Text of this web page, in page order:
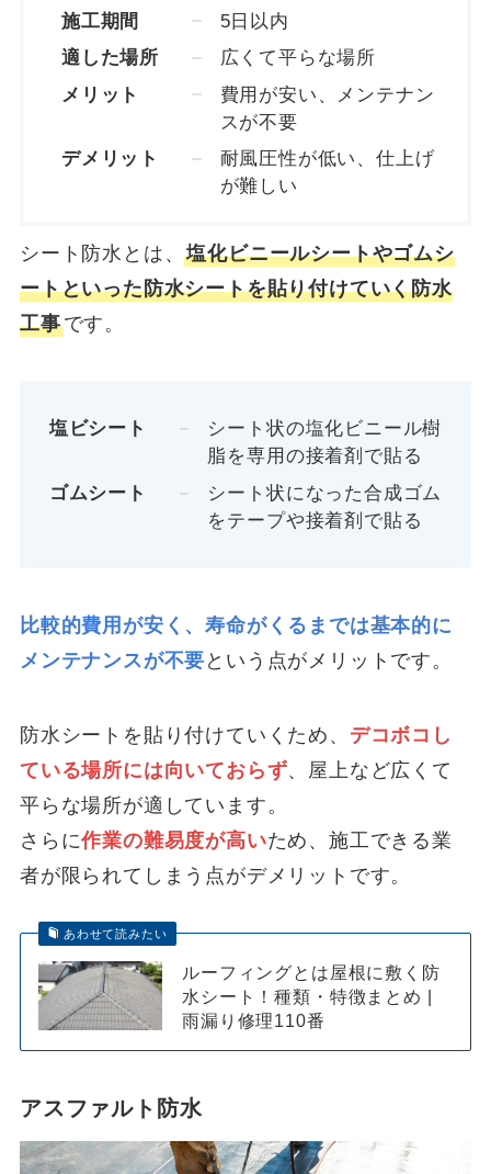
施工期間
5日以内
適した場所
広くて平らな場所
メリット
費用が安い、メンテナン
スが不要
デメリット
耐風圧性が低い、仕上げ
が難しい
シート防水とは、塩化ビニールシートやゴムシ
ートといった防水シートを貼り付けていく防水
工事です。
塩ビシート
シート状の塩化ビニール樹
脂を専用の接着剤で貼る
ゴムシート
シート状になった合成ゴム
をテープや接着剤で貼る
比較的費用が安く、寿命がくるまでは基本的に
メンテナンスが不要 という点がメリットです。
防水シートを貼り付けていくため、 デコボコし
ている場所には向いておらず、屋上など広くて
平らな場所が適しています。
さらに作業の難易度が高いため、施工できる業
者が限られてしまう点がデメリットです。
あわせて読みたい
ルーフィングとは屋根に敷く防
水シート！種類・特徴まとめ |
雨漏り修理110番
アスファルト防水